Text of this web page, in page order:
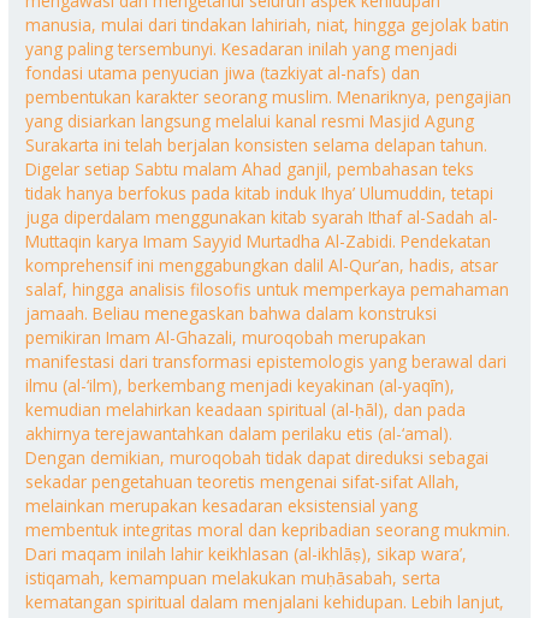
manusia, mulai dari tindakan lahiriah, niat, hingga gejolak batin
yang paling tersembunyi. Kesadaran inilah yang menjadi
fondasi utama penyucian jiwa (tazkiyat al-nafs) dan
pembentukan karakter seorang muslim. Menariknya, pengajian
yang disiarkan langsung melalui kanal resmi Masjid Agung
Surakarta ini telah berjalan konsisten selama delapan tahun.
Digelar setiap Sabtu malam Ahad ganjil, pembahasan teks
tidak hanya berfokus pada kitab induk Ihya’ Ulumuddin, tetapi
juga diperdalam menggunakan kitab syarah Ithaf al-Sadah al-
Muttaqin karya Imam Sayyid Murtadha Al-Zabidi. Pendekatan
komprehensif ini menggabungkan dalil Al-Qur’an, hadis, atsar
salaf, hingga analisis filosofis untuk memperkaya pemahaman
jamaah. Beliau menegaskan bahwa dalam konstruksi
pemikiran Imam Al-Ghazali, muroqobah merupakan
manifestasi dari transformasi epistemologis yang berawal dari
ilmu (al-‘ilm), berkembang menjadi keyakinan (al-yaqīn),
kemudian melahirkan keadaan spiritual (al-ḥāl), dan pada
akhirnya terejawantahkan dalam perilaku etis (al-‘amal).
Dengan demikian, muroqobah tidak dapat direduksi sebagai
sekadar pengetahuan teoretis mengenai sifat-sifat Allah,
melainkan merupakan kesadaran eksistensial yang
membentuk integritas moral dan kepribadian seorang mukmin.
Dari maqam inilah lahir keikhlasan (al-ikhlāṣ), sikap wara’,
istiqamah, kemampuan melakukan muḥāsabah, serta
kematangan spiritual dalam menjalani kehidupan. Lebih lanjut,